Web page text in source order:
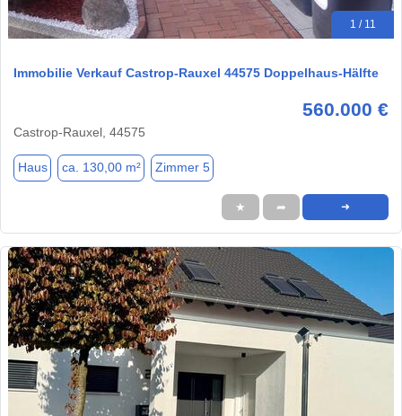
1 / 11
Immobilie Verkauf Castrop-Rauxel 44575 Doppelhaus-Hälfte
560.000 €
Castrop-Rauxel, 44575
Haus ca. 130,00 m² Zimmer 5
★ ➦ ➜